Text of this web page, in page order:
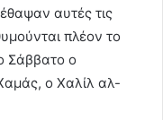
αυτές τις
πλέον το
Σάββατο ο
ο Χαλίλ αλ-